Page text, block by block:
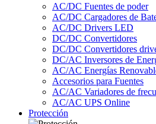
AC/DC Fuentes de poder
AC/DC Cargadores de
AC/DC Drivers LED
DC/DC Convertidores
DC/DC Convertidores
DC/AC Inversores de
AC/AC Energías
Accesorios para Fuentes
AC/AC Variadores de
AC/AC UPS Online
Protección